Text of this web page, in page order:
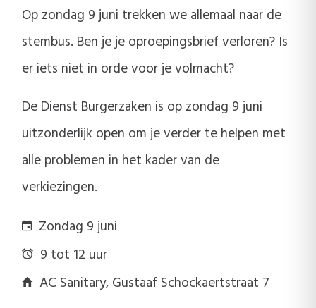
Op zondag 9 juni trekken we allemaal naar de
stembus. Ben je je oproepingsbrief verloren? Is
er iets niet in orde voor je volmacht?
De Dienst Burgerzaken is op zondag 9 juni
uitzonderlijk open om je verder te helpen met
alle problemen in het kader van de
verkiezingen.
Zondag 9 juni
9 tot 12 uur
AC Sanitary, Gustaaf Schockaertstraat 7